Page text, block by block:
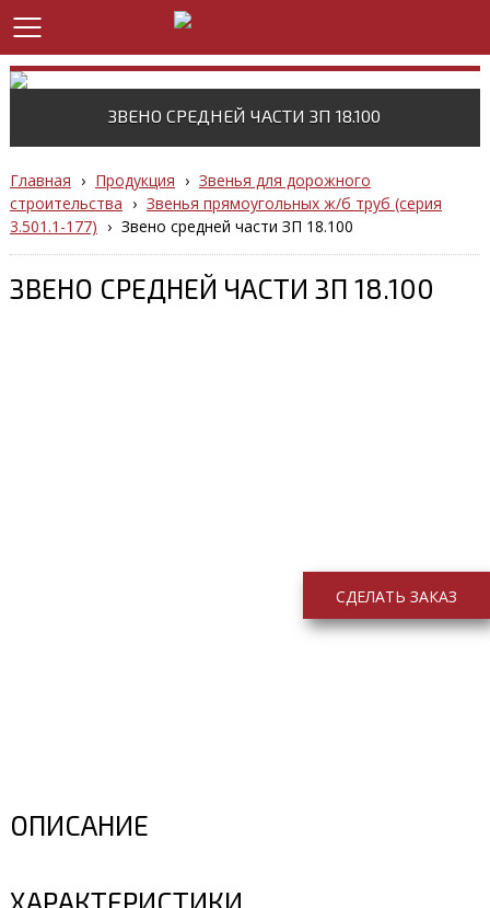
ЗВЕНО СРЕДНЕЙ ЧАСТИ ЗП 18.100
Главная › Продукция › Звенья для дорожного
строительства › Звенья прямоугольных ж/б труб (cерия
3.501.1-177) › Звено средней части ЗП 18.100
ЗВЕНО СРЕДНЕЙ ЧАСТИ ЗП 18.100
ОПИСАНИЕ
ХАРАКТЕРИСТИКИ
СДЕЛАТЬ ЗАКАЗ